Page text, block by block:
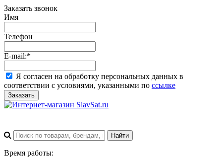
Заказать звонок
Имя
Телефон
E-mail:*
Я согласен на обработку персональных данных в
соответствии с условиями, указанными по ссылке
Заказать
Время работы: